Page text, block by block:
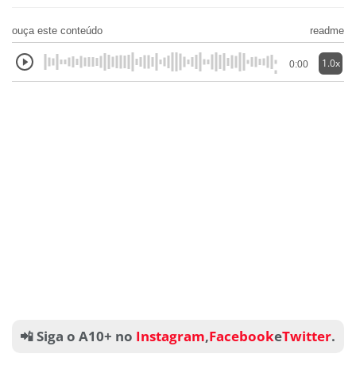
ouça este conteúdo readme
0:00 1.0x
📲 Siga o A10+ no Instagram,FacebookeTwitter.